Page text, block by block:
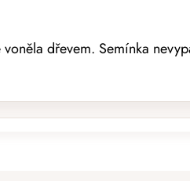
dřevem. Semínka